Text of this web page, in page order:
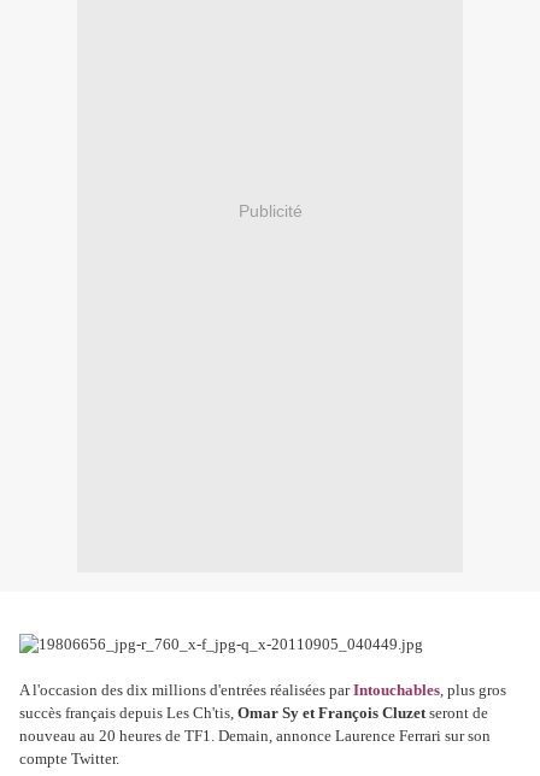
Publicité
A l'occasion des dix millions d'entrées réalisées parIntouchables, plus gros
succès français depuis Les Ch'tis, Omar Sy et François Cluzetseront de
nouveau au 20 heures de TF1. Demain, annonce Laurence Ferrari sur son
compte Twitter.